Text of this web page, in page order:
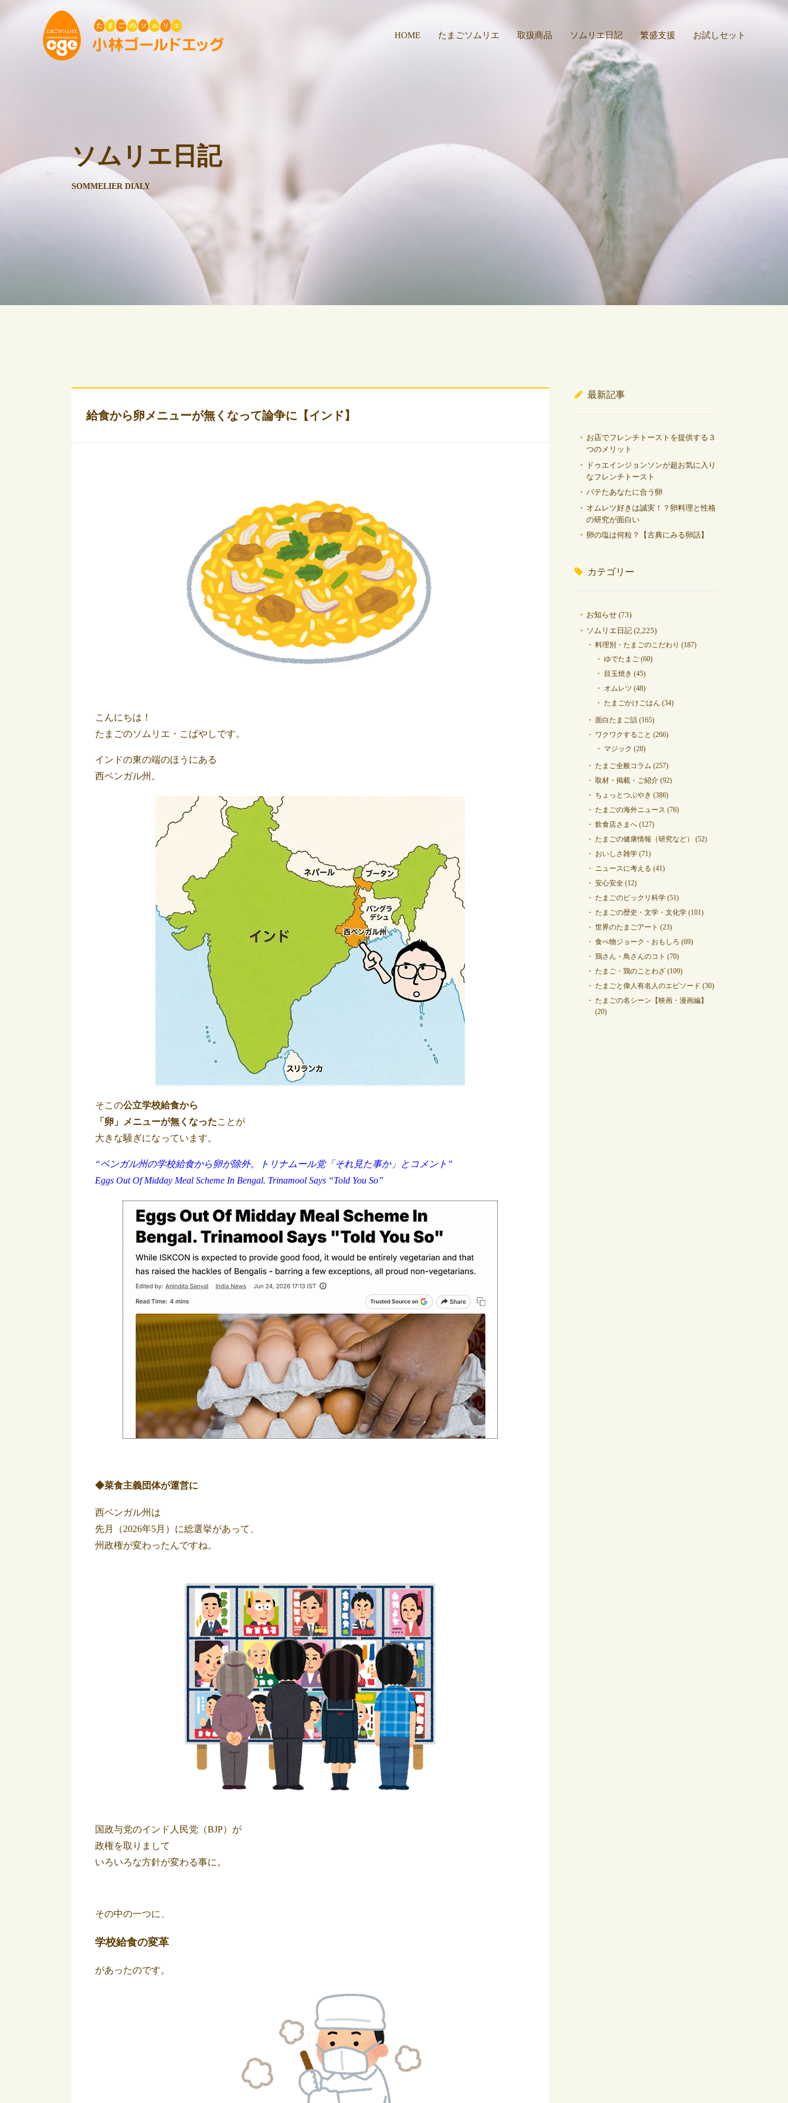
HOME たまごソムリエ 取扱商品 ソムリエ日記 繁盛支援 お試しセット
ソムリエ日記
SOMMELIER DIALY
給食から卵メニューが無くなって論争に【インド】
こんにちは！
たまごのソムリエ・こばやしです。
インドの東の端のほうにある
西ベンガル州。
そこの公立学校給食から
「卵」メニューが無くなったことが
大きな騒ぎになっています。
“ベンガル州の学校給食から卵が除外。トリナムール党「それ見た事か」とコメント”
Eggs Out Of Midday Meal Scheme In Bengal. Trinamool Says “Told You So”
◆菜食主義団体が運営に
西ベンガル州は
先月（2026年5月）に総選挙があって、
州政権が変わったんですね。
国政与党のインド人民党（BJP）が
政権を取りまして
いろいろな方針が変わる事に。
その中の一つに、
学校給食の変革
があったのです。
最新記事
お店でフレンチトーストを提供する３
つのメリット
ドゥエインジョンソンが超お気に入り
なフレンチトースト
バテたあなたに合う卵
オムレツ好きは誠実！？卵料理と性格
の研究が面白い
卵の塩は何粒？【古典にみる卵話】
カテゴリー
お知らせ (73)
ソムリエ日記 (2,225)
料理別・たまごのこだわり (187)
ゆでたまご (60)
目玉焼き (45)
オムレツ (48)
たまごかけごはん (34)
面白たまご話 (165)
ワクワクすること (266)
マジック (28)
たまご全般コラム (257)
取材・掲載・ご紹介 (92)
ちょっとつぶやき (386)
たまごの海外ニュース (76)
飲食店さまへ (127)
たまごの健康情報（研究など）
(52)
おいしさ雑学 (71)
ニュースに考える (41)
安心安全 (12)
たまごのビックリ科学 (51)
たまごの歴史・文学・文化学 (101)
世界のたまごアート (23)
食べ物ジョーク・おもしろ (69)
鶏さん・鳥さんのコト (70)
たまご・鶏のことわざ (109)
たまごと偉人有名人のエピソード (30)
たまごの名シーン【映画・漫画編】
(20)